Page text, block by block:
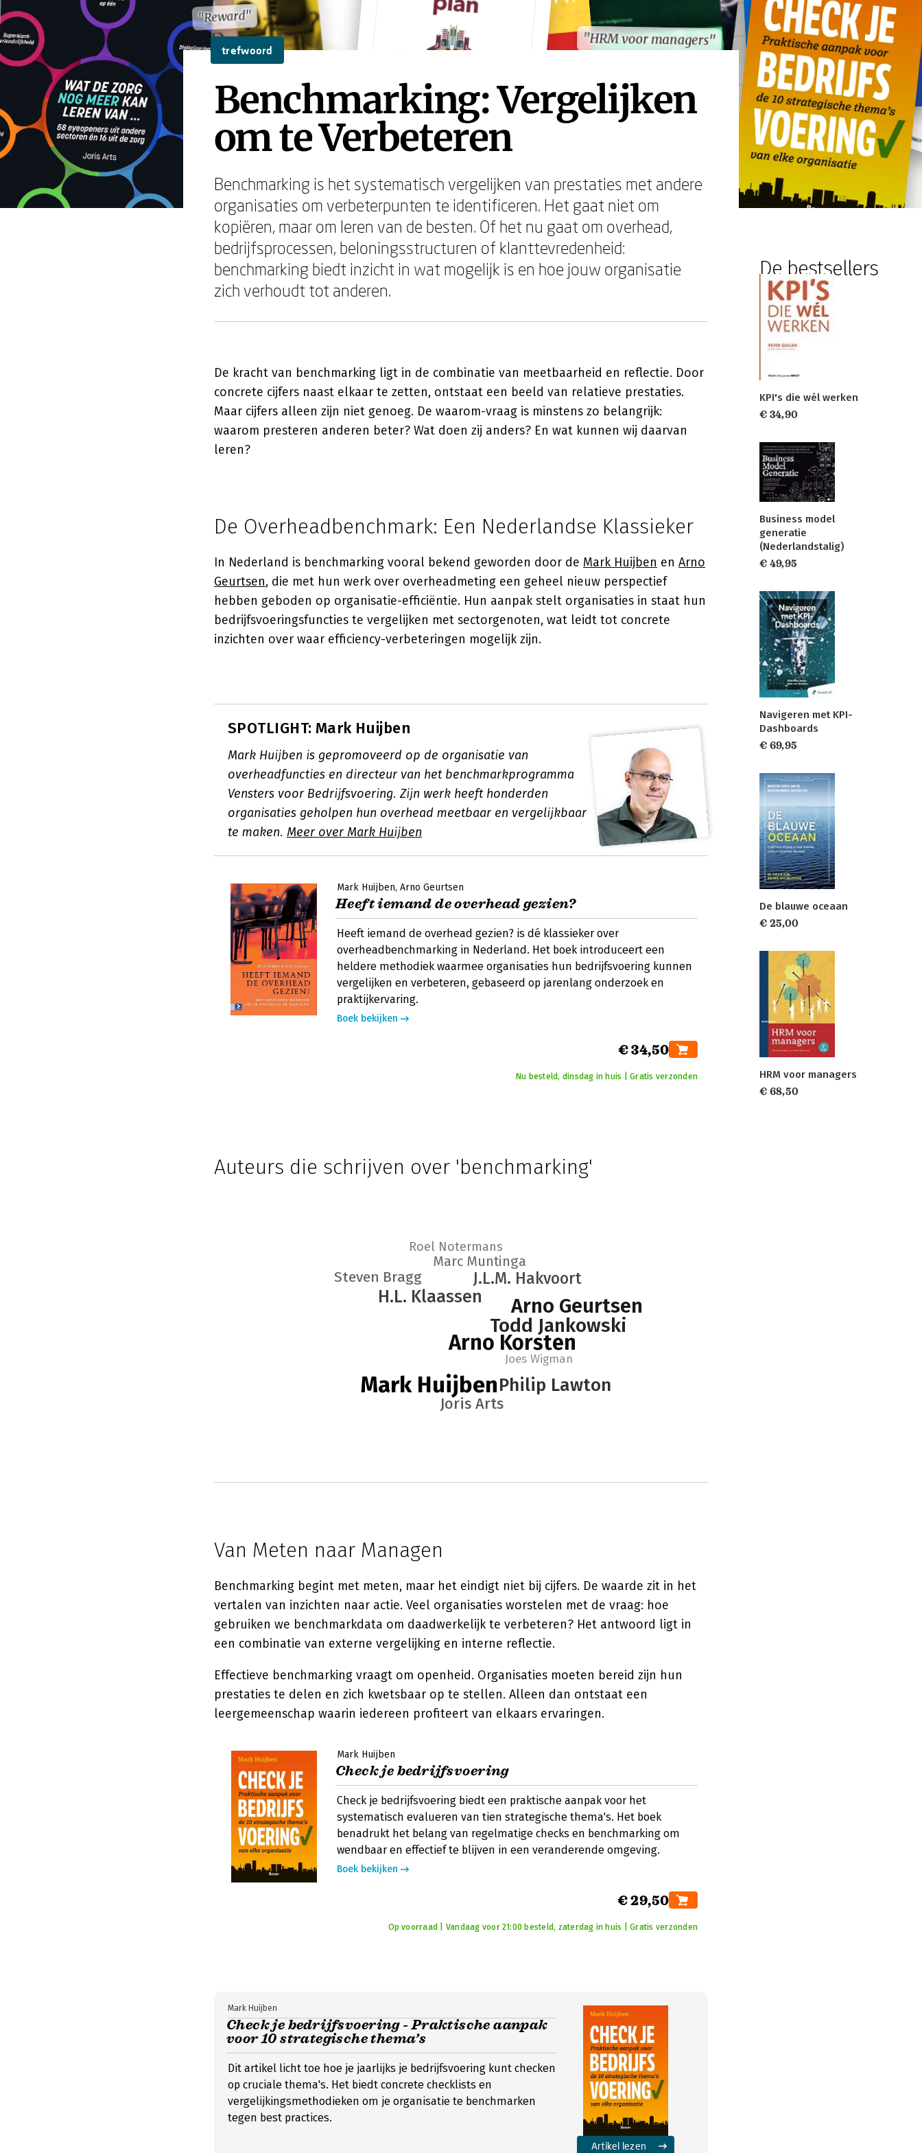
"Reward"
"HRM voor managers"
"Reward"
"HRM voor managers"
trefwoord
Benchmarking: Vergelijken
om te Verbeteren
Benchmarking is het systematisch vergelijken van prestaties met andere
organisaties om verbeterpunten te identificeren. Het gaat niet om
kopiëren, maar om leren van de besten. Of het nu gaat om overhead,
bedrijfsprocessen, beloningsstructuren of klanttevredenheid:
benchmarking biedt inzicht in wat mogelijk is en hoe jouw organisatie
zich verhoudt tot anderen.
De kracht van benchmarking ligt in de combinatie van meetbaarheid en reflectie. Door
concrete cijfers naast elkaar te zetten, ontstaat een beeld van relatieve prestaties.
Maar cijfers alleen zijn niet genoeg. De waarom-vraag is minstens zo belangrijk:
waarom presteren anderen beter? Wat doen zij anders? En wat kunnen wij daarvan
leren?
De Overheadbenchmark: Een Nederlandse Klassieker
In Nederland is benchmarking vooral bekend geworden door de Mark Huijben en Arno
Geurtsen, die met hun werk over overheadmeting een geheel nieuw perspectief
hebben geboden op organisatie-efficiëntie. Hun aanpak stelt organisaties in staat hun
bedrijfsvoeringsfuncties te vergelijken met sectorgenoten, wat leidt tot concrete
inzichten over waar efficiency-verbeteringen mogelijk zijn.
SPOTLIGHT: Mark Huijben
Mark Huijben is gepromoveerd op de organisatie van
overheadfuncties en directeur van het benchmarkprogramma
Vensters voor Bedrijfsvoering. Zijn werk heeft honderden
organisaties geholpen hun overhead meetbaar en vergelijkbaar
te maken. Meer over Mark Huijben
Mark Huijben Arno Geurtsen
Heeft iemand de overhead gezien?
Heeft iemand de overhead gezien? is dé klassieker over
overheadbenchmarking in Nederland. Het boek introduceert een
heldere methodiek waarmee organisaties hun bedrijfsvoering kunnen
vergelijken en verbeteren, gebaseerd op jarenlang onderzoek en
praktijkervaring.
Boek bekijken
€ 34,50
Nu besteld, dinsdag in huis | Gratis verzonden
Auteurs die schrijven over 'benchmarking'
Mark Huijben
Arno Korsten
Arno Geurtsen
Todd Jankowski
Philip Lawton
H.L. Klaassen
J.L.M. Hakvoort
Joris Arts
Steven Bragg
Marc Muntinga
Roel Notermans
Joes Wigman
Van Meten naar Managen
Benchmarking begint met meten, maar het eindigt niet bij cijfers. De waarde zit in het
vertalen van inzichten naar actie. Veel organisaties worstelen met de vraag: hoe
gebruiken we benchmarkdata om daadwerkelijk te verbeteren? Het antwoord ligt in
een combinatie van externe vergelijking en interne reflectie.
Effectieve benchmarking vraagt om openheid. Organisaties moeten bereid zijn hun
prestaties te delen en zich kwetsbaar op te stellen. Alleen dan ontstaat een
leergemeenschap waarin iedereen profiteert van elkaars ervaringen.
Mark Huijben
Check je bedrijfsvoering
Check je bedrijfsvoering biedt een praktische aanpak voor het
systematisch evalueren van tien strategische thema's. Het boek
benadrukt het belang van regelmatige checks en benchmarking om
wendbaar en effectief te blijven in een veranderende omgeving.
Boek bekijken
€ 29,50
Op voorraad | Vandaag voor 21:00 besteld, zaterdag in huis | Gratis verzonden
Check je bedrijfsvoering - Praktische aanpak
voor 10 strategische thema’s
Mark Huijben
Dit artikel licht toe hoe je jaarlijks je bedrijfsvoering kunt checken
op cruciale thema's. Het biedt concrete checklists en
vergelijkingsmethodieken om je organisatie te benchmarken
tegen best practices.
Artikel lezen
De bestsellers
KPI's die wél werken
€ 34,90
Business model
generatie
(Nederlandstalig)
€ 49,95
Navigeren met KPI-
Dashboards
€ 69,95
De blauwe oceaan
€ 25,00
HRM voor managers
€ 68,50